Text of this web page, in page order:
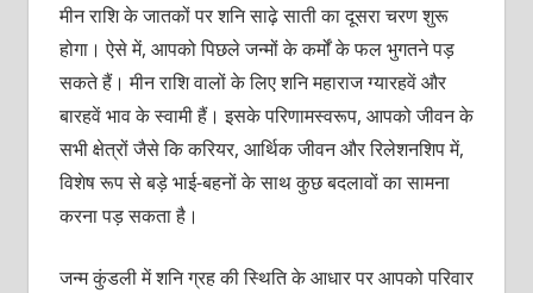
मीन राशि के जातकों पर शनि साढ़े साती का दूसरा चरण शुरू
होगा। ऐसे में, आपको पिछले जन्मों के कर्मों के फल भुगतने पड़
सकते हैं। मीन राशि वालों के लिए शनि महाराज ग्यारहवें और
बारहवें भाव के स्वामी हैं। इसके परिणामस्वरूप, आपको जीवन के
सभी क्षेत्रों जैसे कि करियर, आर्थिक जीवन और रिलेशनशिप में,
विशेष रूप से बड़े भाई-बहनों के साथ कुछ बदलावों का सामना
करना पड़ सकता है।
जन्म कुंडली में शनि ग्रह की स्थिति के आधार पर आपको परिवार